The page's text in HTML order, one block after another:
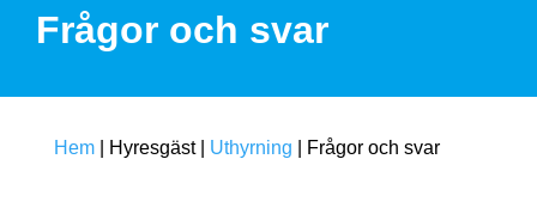
n
Frågor och svar
Hem Hyresgäst Uthyrning Frågor och svar